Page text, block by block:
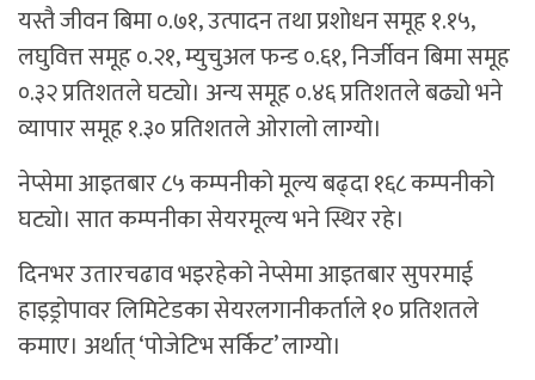
यस्तै जीवन बिमा ०.७१‚ उत्पादन तथा प्रशोधन समूह १.१५‚
लघुवित्त समूह ०.२१‚ म्युचुअल फन्ड ०.६१‚ निर्जीवन बिमा समूह
०.३२ प्रतिशतले घट्यो। अन्य समूह ०.४६ प्रतिशतले बढ्यो भने
व्यापार समूह १.३० प्रतिशतले ओरालो लाग्यो।
नेप्सेमा आइतबार ८५ कम्पनीको मूल्य बढ्दा १६८ कम्पनीको
घट्यो। सात कम्पनीका सेयरमूल्य भने स्थिर रहे।
दिनभर उतारचढाव भइरहेको नेप्सेमा आइतबार सुपरमाई
हाइड्रोपावर लिमिटेडका सेयरलगानीकर्ताले १० प्रतिशतले
कमाए। अर्थात् ‘पोजेटिभ सर्किट’ लाग्यो।